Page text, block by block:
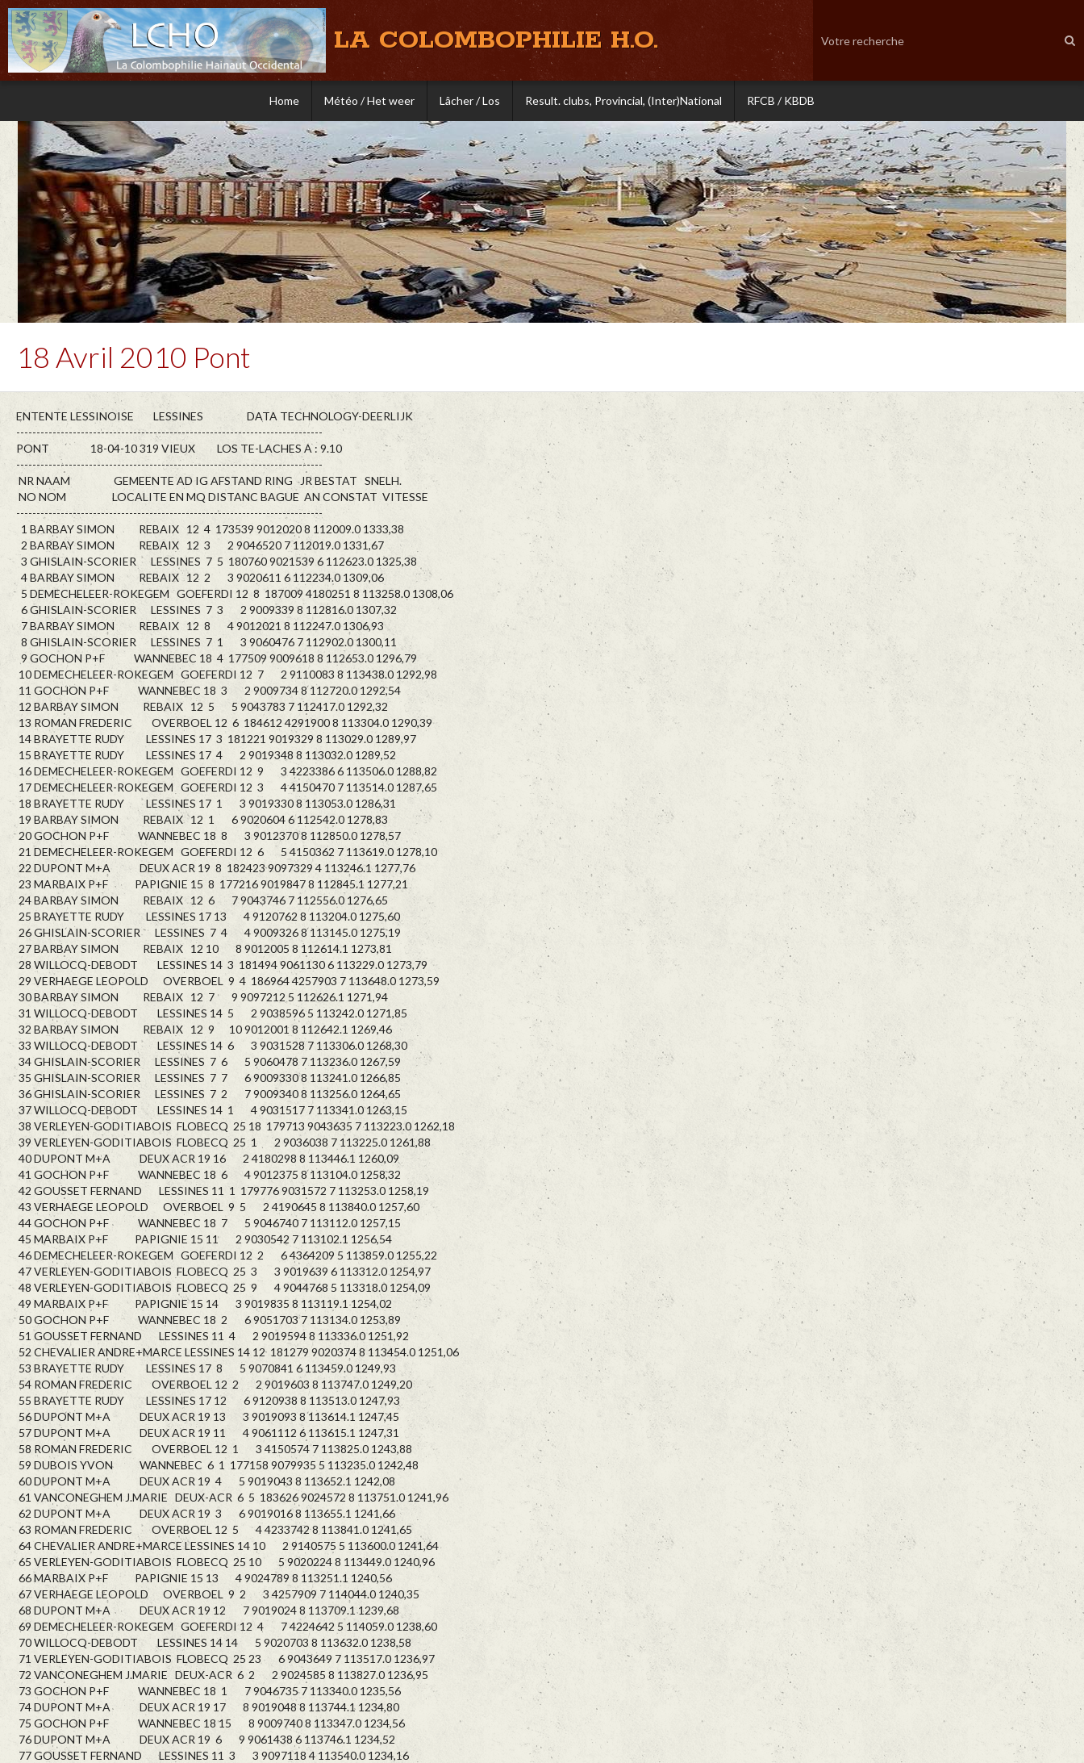
LA COLOMBOPHILIE H.O.
Home Météo / Het weer Lâcher / Los Result. clubs, Provincial, (Inter)National RFCB / KBDB
18 Avril 2010 Pont
ENTENTE LESSINOISE LESSINES DATA TECHNOLOGY-DEERLIJK
----------------------------------------------------------------------------
PONT 18-04-10 319 VIEUX LOS TE-LACHES A : 9.10
----------------------------------------------------------------------------
NR NAAM GEMEENTE AD IG AFSTAND RING JR BESTAT SNELH.
NO NOM LOCALITE EN MQ DISTANC BAGUE AN CONSTAT VITESSE
----------------------------------------------------------------------------
1 BARBAY SIMON REBAIX 12 4 173539 9012020 8 112009.0 1333,38
2 BARBAY SIMON REBAIX 12 3 2 9046520 7 112019.0 1331,67
3 GHISLAIN-SCORIER LESSINES 7 5 180760 9021539 6 112623.0 1325,38
4 BARBAY SIMON REBAIX 12 2 3 9020611 6 112234.0 1309,06
5 DEMECHELEER-ROKEGEM GOEFERDI 12 8 187009 4180251 8 113258.0 1308,06
6 GHISLAIN-SCORIER LESSINES 7 3 2 9009339 8 112816.0 1307,32
7 BARBAY SIMON REBAIX 12 8 4 9012021 8 112247.0 1306,93
8 GHISLAIN-SCORIER LESSINES 7 1 3 9060476 7 112902.0 1300,11
9 GOCHON P+F WANNEBEC 18 4 177509 9009618 8 112653.0 1296,79
10 DEMECHELEER-ROKEGEM GOEFERDI 12 7 2 9110083 8 113438.0 1292,98
11 GOCHON P+F WANNEBEC 18 3 2 9009734 8 112720.0 1292,54
12 BARBAY SIMON REBAIX 12 5 5 9043783 7 112417.0 1292,32
13 ROMAN FREDERIC OVERBOEL 12 6 184612 4291900 8 113304.0 1290,39
14 BRAYETTE RUDY LESSINES 17 3 181221 9019329 8 113029.0 1289,97
15 BRAYETTE RUDY LESSINES 17 4 2 9019348 8 113032.0 1289,52
16 DEMECHELEER-ROKEGEM GOEFERDI 12 9 3 4223386 6 113506.0 1288,82
17 DEMECHELEER-ROKEGEM GOEFERDI 12 3 4 4150470 7 113514.0 1287,65
18 BRAYETTE RUDY LESSINES 17 1 3 9019330 8 113053.0 1286,31
19 BARBAY SIMON REBAIX 12 1 6 9020604 6 112542.0 1278,83
20 GOCHON P+F WANNEBEC 18 8 3 9012370 8 112850.0 1278,57
21 DEMECHELEER-ROKEGEM GOEFERDI 12 6 5 4150362 7 113619.0 1278,10
22 DUPONT M+A DEUX ACR 19 8 182423 9097329 4 113246.1 1277,76
23 MARBAIX P+F PAPIGNIE 15 8 177216 9019847 8 112845.1 1277,21
24 BARBAY SIMON REBAIX 12 6 7 9043746 7 112556.0 1276,65
25 BRAYETTE RUDY LESSINES 17 13 4 9120762 8 113204.0 1275,60
26 GHISLAIN-SCORIER LESSINES 7 4 4 9009326 8 113145.0 1275,19
27 BARBAY SIMON REBAIX 12 10 8 9012005 8 112614.1 1273,81
28 WILLOCQ-DEBODT LESSINES 14 3 181494 9061130 6 113229.0 1273,79
29 VERHAEGE LEOPOLD OVERBOEL 9 4 186964 4257903 7 113648.0 1273,59
30 BARBAY SIMON REBAIX 12 7 9 9097212 5 112626.1 1271,94
31 WILLOCQ-DEBODT LESSINES 14 5 2 9038596 5 113242.0 1271,85
32 BARBAY SIMON REBAIX 12 9 10 9012001 8 112642.1 1269,46
33 WILLOCQ-DEBODT LESSINES 14 6 3 9031528 7 113306.0 1268,30
34 GHISLAIN-SCORIER LESSINES 7 6 5 9060478 7 113236.0 1267,59
35 GHISLAIN-SCORIER LESSINES 7 7 6 9009330 8 113241.0 1266,85
36 GHISLAIN-SCORIER LESSINES 7 2 7 9009340 8 113256.0 1264,65
37 WILLOCQ-DEBODT LESSINES 14 1 4 9031517 7 113341.0 1263,15
38 VERLEYEN-GODITIABOIS FLOBECQ 25 18 179713 9043635 7 113223.0 1262,18
39 VERLEYEN-GODITIABOIS FLOBECQ 25 1 2 9036038 7 113225.0 1261,88
40 DUPONT M+A DEUX ACR 19 16 2 4180298 8 113446.1 1260,09
41 GOCHON P+F WANNEBEC 18 6 4 9012375 8 113104.0 1258,32
42 GOUSSET FERNAND LESSINES 11 1 179776 9031572 7 113253.0 1258,19
43 VERHAEGE LEOPOLD OVERBOEL 9 5 2 4190645 8 113840.0 1257,60
44 GOCHON P+F WANNEBEC 18 7 5 9046740 7 113112.0 1257,15
45 MARBAIX P+F PAPIGNIE 15 11 2 9030542 7 113102.1 1256,54
46 DEMECHELEER-ROKEGEM GOEFERDI 12 2 6 4364209 5 113859.0 1255,22
47 VERLEYEN-GODITIABOIS FLOBECQ 25 3 3 9019639 6 113312.0 1254,97
48 VERLEYEN-GODITIABOIS FLOBECQ 25 9 4 9044768 5 113318.0 1254,09
49 MARBAIX P+F PAPIGNIE 15 14 3 9019835 8 113119.1 1254,02
50 GOCHON P+F WANNEBEC 18 2 6 9051703 7 113134.0 1253,89
51 GOUSSET FERNAND LESSINES 11 4 2 9019594 8 113336.0 1251,92
52 CHEVALIER ANDRE+MARCE LESSINES 14 12 181279 9020374 8 113454.0 1251,06
53 BRAYETTE RUDY LESSINES 17 8 5 9070841 6 113459.0 1249,93
54 ROMAN FREDERIC OVERBOEL 12 2 2 9019603 8 113747.0 1249,20
55 BRAYETTE RUDY LESSINES 17 12 6 9120938 8 113513.0 1247,93
56 DUPONT M+A DEUX ACR 19 13 3 9019093 8 113614.1 1247,45
57 DUPONT M+A DEUX ACR 19 11 4 9061112 6 113615.1 1247,31
58 ROMAN FREDERIC OVERBOEL 12 1 3 4150574 7 113825.0 1243,88
59 DUBOIS YVON WANNEBEC 6 1 177158 9079935 5 113235.0 1242,48
60 DUPONT M+A DEUX ACR 19 4 5 9019043 8 113652.1 1242,08
61 VANCONEGHEM J.MARIE DEUX-ACR 6 5 183626 9024572 8 113751.0 1241,96
62 DUPONT M+A DEUX ACR 19 3 6 9019016 8 113655.1 1241,66
63 ROMAN FREDERIC OVERBOEL 12 5 4 4233742 8 113841.0 1241,65
64 CHEVALIER ANDRE+MARCE LESSINES 14 10 2 9140575 5 113600.0 1241,64
65 VERLEYEN-GODITIABOIS FLOBECQ 25 10 5 9020224 8 113449.0 1240,96
66 MARBAIX P+F PAPIGNIE 15 13 4 9024789 8 113251.1 1240,56
67 VERHAEGE LEOPOLD OVERBOEL 9 2 3 4257909 7 114044.0 1240,35
68 DUPONT M+A DEUX ACR 19 12 7 9019024 8 113709.1 1239,68
69 DEMECHELEER-ROKEGEM GOEFERDI 12 4 7 4224642 5 114059.0 1238,60
70 WILLOCQ-DEBODT LESSINES 14 14 5 9020703 8 113632.0 1238,58
71 VERLEYEN-GODITIABOIS FLOBECQ 25 23 6 9043649 7 113517.0 1236,97
72 VANCONEGHEM J.MARIE DEUX-ACR 6 2 2 9024585 8 113827.0 1236,95
73 GOCHON P+F WANNEBEC 18 1 7 9046735 7 113340.0 1235,56
74 DUPONT M+A DEUX ACR 19 17 8 9019048 8 113744.1 1234,80
75 GOCHON P+F WANNEBEC 18 15 8 9009740 8 113347.0 1234,56
76 DUPONT M+A DEUX ACR 19 6 9 9061438 6 113746.1 1234,52
77 GOUSSET FERNAND LESSINES 11 3 3 9097118 4 113540.0 1234,16